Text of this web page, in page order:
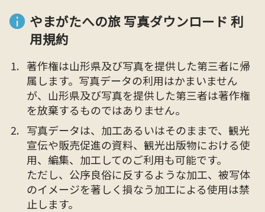
やまがたへの旅 写真ダウンロード 利
用規約
著作権は山形県及び写真を提供した第三者に帰
属します。写真データの利用はかまいません
が、山形県及び写真を提供した第三者は著作権
を放棄するものではありません。
写真データは、加工あるいはそのままで、観光
宣伝や販売促進の資料、観光出版物における使
用、編集、加工してのご利用も可能です。
ただし、公序良俗に反するような加工、被写体
のイメージを著しく損なう加工による使用は禁
止します。